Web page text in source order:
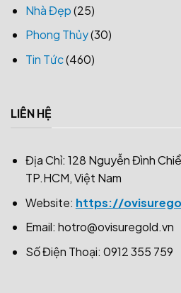
Nhà Đẹp(25)
Phong Thủy(30)
Tin Tức(460)
LIÊN HỆ
Địa Chỉ: 128 Nguyễn Đình
TP.HCM, Việt Nam
Website: https://
Email: hotro@ovisuregold.vn
Số Điện Thoại: 0912 355 759